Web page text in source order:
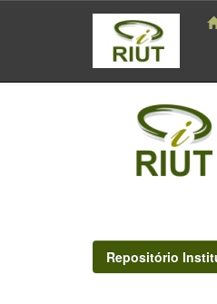
navigation
Repositório